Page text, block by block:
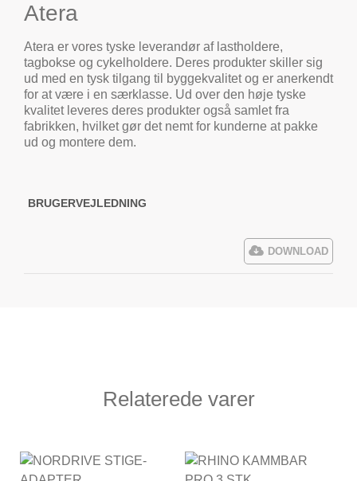
Atera
Atera er vores tyske leverandør af lastholdere,
tagbokse og cykelholdere. Deres produkter skiller sig
ud med en tysk tilgang til byggekvalitet og er anerkendt
for at være i en særklasse. Ud over den høje tyske
kvalitet leveres deres produkter også samlet fra
fabrikken, hvilket gør det nemt for kunderne at pakke
ud og montere dem.
BRUGERVEJLEDNING
DOWNLOAD
Relaterede varer